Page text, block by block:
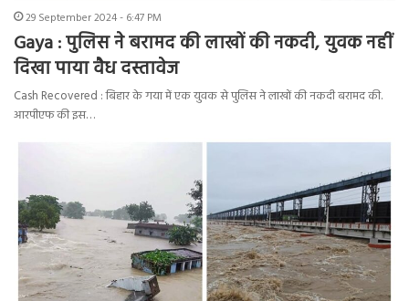
29 September 2024 - 6:47 PM
Gaya : पुलिस ने बरामद की लाखों की नकदी, युवक नहीं
दिखा पाया वैध दस्तावेज
Cash Recovered : बिहार के गया में एक युवक से पुलिस ने लाखों की नकदी बरामद की.
आरपीएफ की इस…